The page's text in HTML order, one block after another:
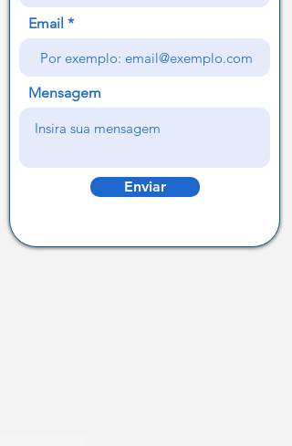
Email
Mensagem
Enviar